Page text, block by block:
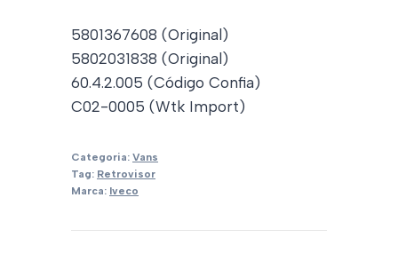
5801367608 (Original)
5802031838 (Original)
60.4.2.005 (Código Confia)
C02-0005 (Wtk Import)
Categoria: Vans
Tag: Retrovisor
Marca: Iveco